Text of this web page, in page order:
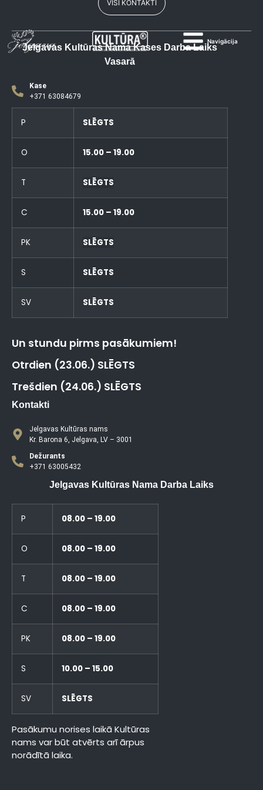
Navigācija
VISI KONTAKTI
Jelgavas Kultūras Nama Kases Darba Laiks
Vasarā
Kase
+371 63084679
P SLĒGTS
O 15.00 – 19.00
T SLĒGTS
C 15.00 – 19.00
PK SLĒGTS
S SLĒGTS
SV SLĒGTS
Un stundu pirms pasākumiem!
Otrdien (23.06.) SLĒGTS
Trešdien (24.06.) SLĒGTS
Kontakti
Jelgavas Kultūras nams
Kr. Barona 6, Jelgava, LV – 3001
Dežurants
+371 63005432
Jelgavas Kultūras Nama Darba Laiks
P 08.00 – 19.00
O 08.00 – 19.00
T 08.00 – 19.00
C 08.00 – 19.00
PK 08.00 – 19.00
S 10.00 – 15.00
SV SLĒGTS
Pasākumu norises laikā Kultūras
nams var būt atvērts arī ārpus
norādītā laika.